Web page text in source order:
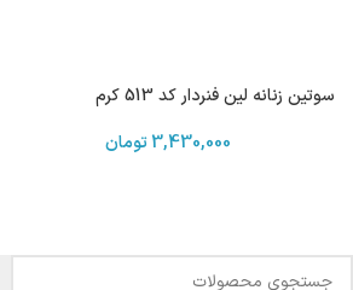
سوتین زنانه لین فنردار کد 513 کرم
3,430,000تومان